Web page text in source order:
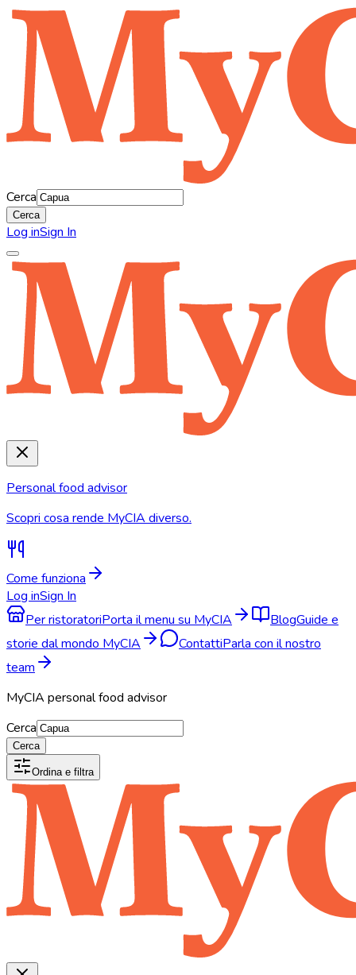
Cerca
Cerca
Log inSign In
Personal food advisor
Scopri cosa rende MyCIA diverso.
Come funziona
Log inSign In
Per ristoratoriPorta il menu su MyCIA BlogGuide e
storie dal mondo MyCIA
ContattiParla con il nostro
team
MyCIA personal food advisor
Cerca
Cerca
Ordina e filtra